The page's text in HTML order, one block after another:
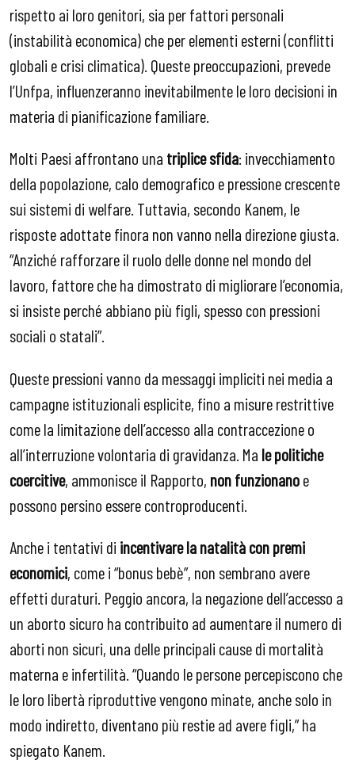
rispetto ai loro genitori, sia per fattori personali
(instabilità economica) che per elementi esterni (conflitti
globali e crisi climatica). Queste preoccupazioni, prevede
l’Unfpa, influenzeranno inevitabilmente le loro decisioni in
materia di pianificazione familiare.
Molti Paesi affrontano una triplice sfida: invecchiamento
della popolazione, calo demografico e pressione crescente
sui sistemi di welfare. Tuttavia, secondo Kanem, le
risposte adottate finora non vanno nella direzione giusta.
“Anziché rafforzare il ruolo delle donne nel mondo del
lavoro, fattore che ha dimostrato di migliorare l’economia,
si insiste perché abbiano più figli, spesso con pressioni
sociali o statali”.
Queste pressioni vanno da messaggi impliciti nei media a
campagne istituzionali esplicite, fino a misure restrittive
come la limitazione dell’accesso alla contraccezione o
all’interruzione volontaria di gravidanza. Ma le politiche
coercitive, ammonisce il Rapporto, non funzionanoe
possono persino essere controproducenti.
Anche i tentativi di incentivare la natalità con premi
economici, come i “bonus bebè”, non sembrano avere
effetti duraturi. Peggio ancora, la negazione dell’accesso a
un aborto sicuro ha contribuito ad aumentare il numero di
aborti non sicuri, una delle principali cause di mortalità
materna e infertilità. “Quando le persone percepiscono che
le loro libertà riproduttive vengono minate, anche solo in
modo indiretto, diventano più restie ad avere figli,” ha
spiegato Kanem.